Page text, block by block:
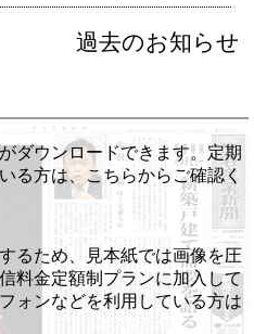
過去のお知らせ
ダウンロードできます。定期
る方は、こちらからご確認く
るため、見本紙では画像を圧
料金定額制プランに加入して
ォンなどを利用している方は